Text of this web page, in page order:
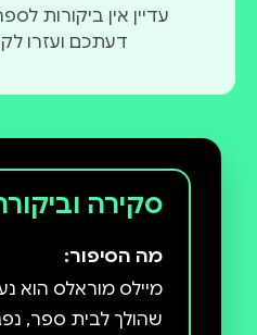
עדיין אין ביקורות
דעתכם ועזרו
סקירה
מה הסיפור:
מיילס מוראלס הוא
שהולך לבית ספר,